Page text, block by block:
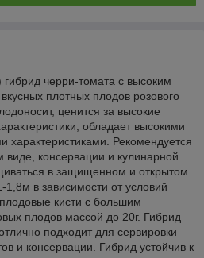
черри-томата с высоким
плотных плодов розового
ценится за высокие
обладает высокими
характеристиками. Рекомендуется
виде, консервации и кулинарной
в защищенном и открытом
1,8м в зависимости от условий
кисти с большим
плодов массой до 20г. Гибрид
подходит для сервировки
и консервации. Гибрид устойчив к